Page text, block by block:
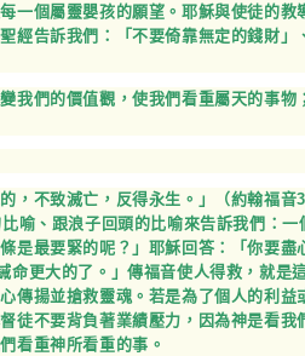
一個屬靈嬰孩的願望。耶穌與使徒的教
經告訴我們：「不要倚靠無定的錢財」
我們的價值觀，使我們看重屬天的事物
，不致滅亡，反得永生。」（約翰福
喻、跟浪子回頭的比喻來告訴我們：一
是最要緊的呢？」耶穌回答：「你要盡
更大的了。」傳福音使人得救，就是
傳揚並搶救靈魂。若是為了個人的利益
徒不要背負著業績壓力，因為神是看我
看重神所看重的事。